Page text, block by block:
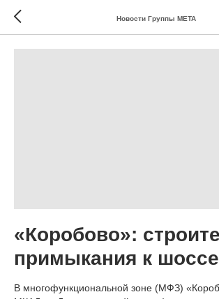
Новости Группы МЕТА
«Коробово»:
примыкания к шоссе
В многофункциональной зоне (МФЗ)